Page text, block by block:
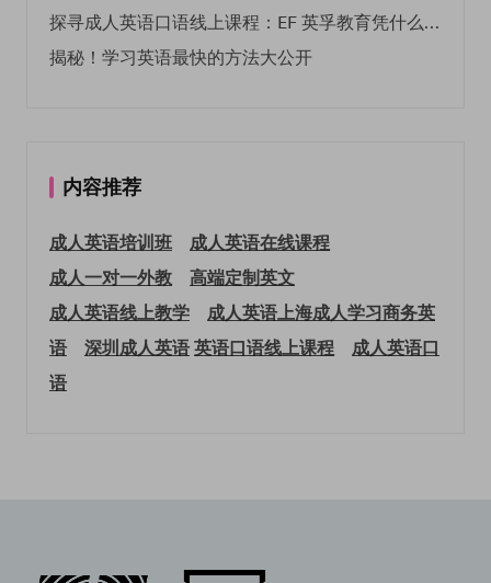
探寻成人英语口语线上课程：EF 英孚教育凭什么领航
揭秘！学习英语最快的方法大公开
内容推荐
成人英语培训班
成人英语在线课程
成人一对一外教
高端定制英文
成人英语线上教学
成人英语上海成人学习商务英
语
深圳成人英语英语口语线上课程
成人英语口
语